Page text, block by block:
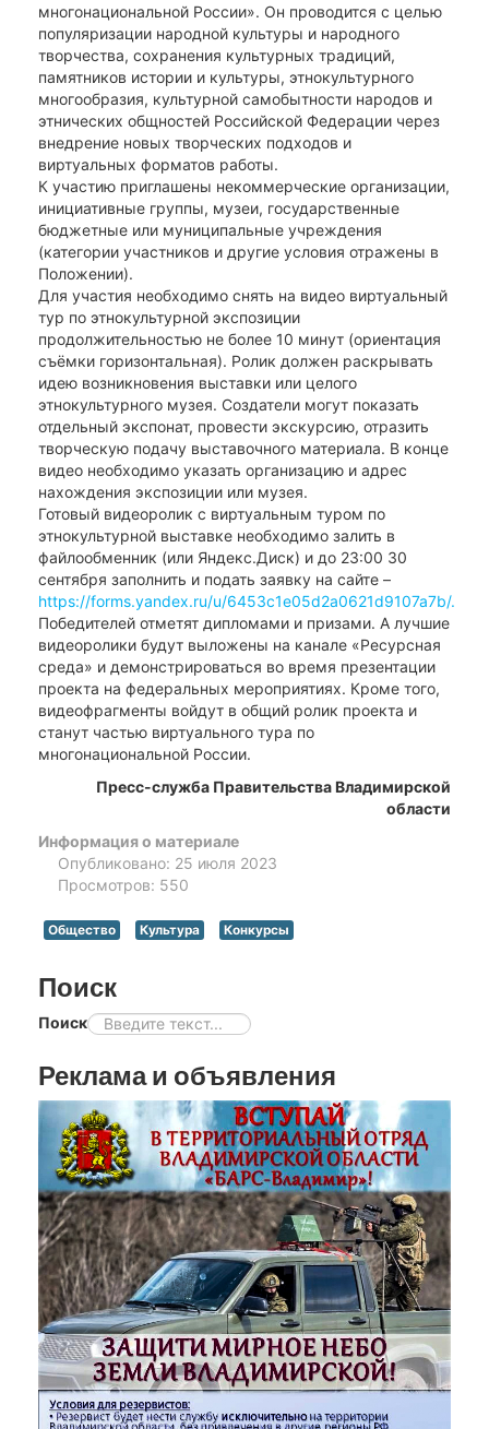
многонациональной России». Он проводится с целью
популяризации народной культуры и народного
творчества, сохранения культурных традиций,
памятников истории и культуры, этнокультурного
многообразия, культурной самобытности народов и
этнических общностей Российской Федерации через
внедрение новых творческих подходов и
виртуальных форматов работы.
К участию приглашены некоммерческие организации,
инициативные группы, музеи, государственные
бюджетные или муниципальные учреждения
(категории участников и другие условия отражены в
Положении).
Для участия необходимо снять на видео виртуальный
тур по этнокультурной экспозиции
продолжительностью не более 10 минут (ориентация
съёмки горизонтальная). Ролик должен раскрывать
идею возникновения выставки или целого
этнокультурного музея. Создатели могут показать
отдельный экспонат, провести экскурсию, отразить
творческую подачу выставочного материала. В конце
видео необходимо указать организацию и адрес
нахождения экспозиции или музея.
Готовый видеоролик с виртуальным туром по
этнокультурной выставке необходимо залить в
файлообменник (или Яндекс.Диск) и до 23:00 30
сентября заполнить и подать заявку на сайте –
https://forms.yandex.ru/u/6453c1e05d2a0621d9107a7b/.
Победителей отметят дипломами и призами. А лучшие
видеоролики будут выложены на канале «Ресурсная
среда» и демонстрироваться во время презентации
проекта на федеральных мероприятиях. Кроме того,
видеофрагменты войдут в общий ролик проекта и
станут частью виртуального тура по
многонациональной России.
Пресс-служба Правительства Владимирской
области
Информация о материале
Опубликовано: 25 июля 2023
Просмотров: 550
Общество Культура Конкурсы
Поиск
Поиск
Реклама и объявления